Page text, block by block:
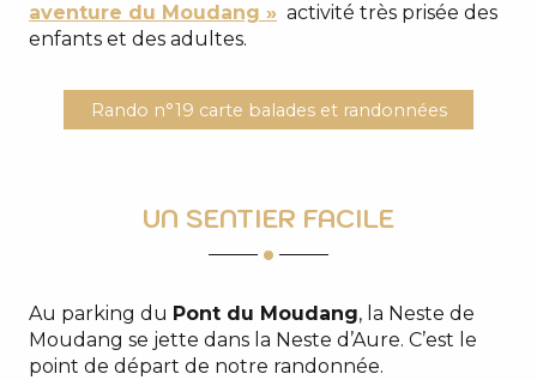
aventure du Moudang » activité très prisée des
enfants et des adultes.
Rando n°19 carte balades et randonnées
UN SENTIER FACILE
Au parking du Pont du Moudang, la Neste de
Moudang se jette dans la Neste d’Aure. C’est le
point de départ de notre randonnée.